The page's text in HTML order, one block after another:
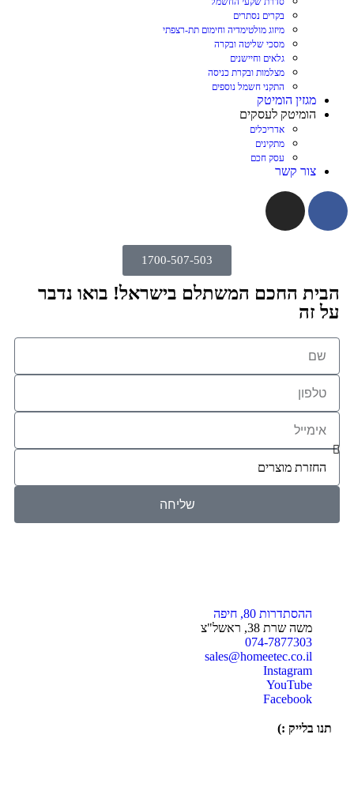
בקרים נסתרים
מיזוג מולטימדיה וחימום תת-רצפתי
מסכי שליטה ובקרה
גלאים וחיישנים
מצלמות ובקרת כניסה
התקני חשמל נוספים
מגזין הומיטק
הומיטק לעסקים
אדריכלים
מתקינים
עסק חכם
צור קשר
1700-507-503
הבית החכם המשתלם בישראל! בואו נדבר
על זה
שליחה
ההסתדרות 80, חיפה
משה שרת 38, ראשל"צ
074-7877303
sales@homeetec.co.il
Instagram
YouTube
Facebook
תנו בלייק :)